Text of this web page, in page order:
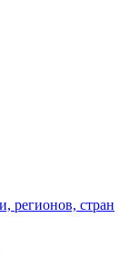
регионов, стран